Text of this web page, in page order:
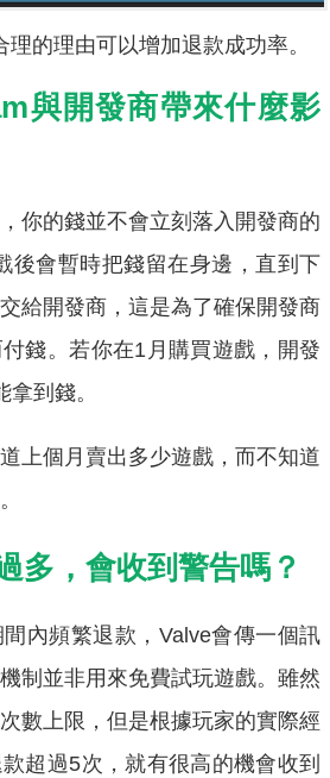
的理由可以增加退款成功率。
與開發商帶來什麼影
你的錢並不會立刻落入開發商的
後會暫時把錢留在身邊，直到下
給開發商，這是為了確保開發商
錢。若你在1月購買遊戲，開發
到錢。
上個月賣出多少遊戲，而不知道
多，會收到警告嗎？
內頻繁退款，Valve會傳一個訊
制並非用來免費試玩遊戲。雖然
數上限，但是根據玩家的實際經
超過5次，就有很高的機會收到